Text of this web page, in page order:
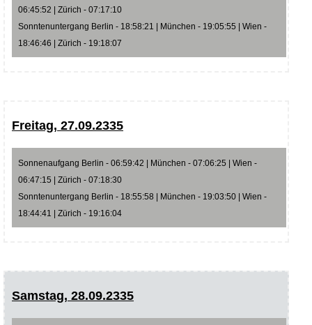
06:45:52 | Zürich - 07:17:10
Sonntenuntergang Berlin - 18:58:21 | München - 19:05:55 | Wien -
18:46:46 | Zürich - 19:18:07
Freitag, 27.09.2335
Sonnenaufgang Berlin - 06:59:42 | München - 07:06:25 | Wien -
06:47:15 | Zürich - 07:18:30
Sonntenuntergang Berlin - 18:55:58 | München - 19:03:50 | Wien -
18:44:41 | Zürich - 19:16:04
Samstag, 28.09.2335